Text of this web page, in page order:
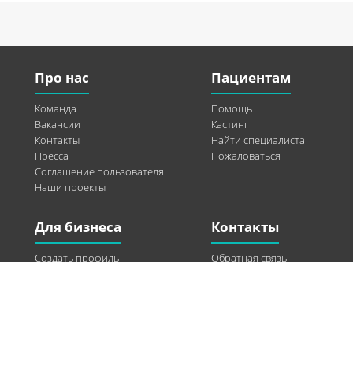
Про нас
Команда
Вакансии
Контакты
Пресса
Соглашение пользователя
Наши проекты
Пациентам
Помощь
Кастинг
Найти специалиста
Пожаловаться
Для бизнеса
Создать профиль
Контакты
Обратная связь